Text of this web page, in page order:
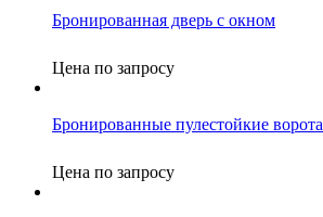
Бронированная дверь с окном
Цена по запросу
Бронированные пулестойкие ворота
Цена по запросу